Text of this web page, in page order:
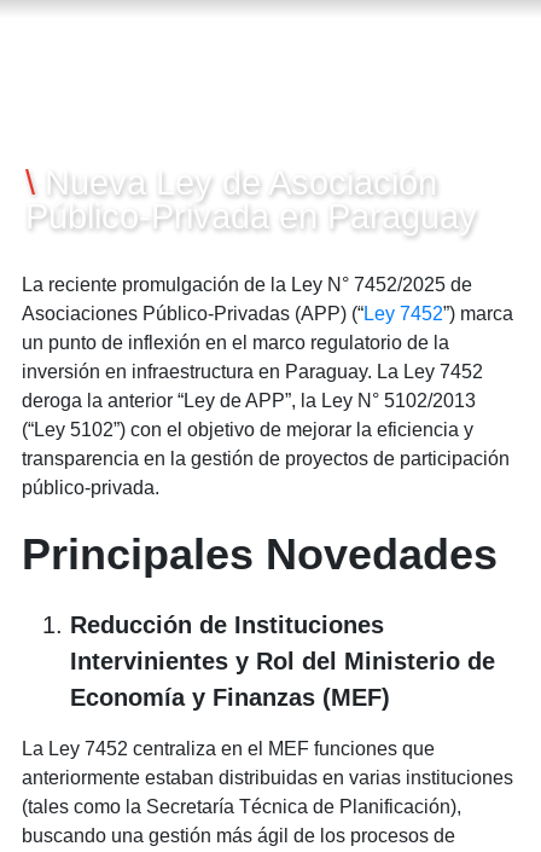
\ Nueva Ley de Asociación
Público-Privada en Paraguay
La reciente promulgación de la Ley N° 7452/2025 de
Asociaciones Público-Privadas (APP) (“Ley 7452”) marca
un punto de inflexión en el marco regulatorio de la
inversión en infraestructura en Paraguay. La Ley 7452
deroga la anterior “Ley de APP”, la Ley N° 5102/2013
(“Ley 5102”) con el objetivo de mejorar la eficiencia y
transparencia en la gestión de proyectos de participación
público-privada.
Principales Novedades
Reducción de Instituciones
Intervinientes y Rol del Ministerio de
Economía y Finanzas (MEF)
La Ley 7452 centraliza en el MEF funciones que
anteriormente estaban distribuidas en varias instituciones
(tales como la Secretaría Técnica de Planificación),
buscando una gestión más ágil de los procesos de